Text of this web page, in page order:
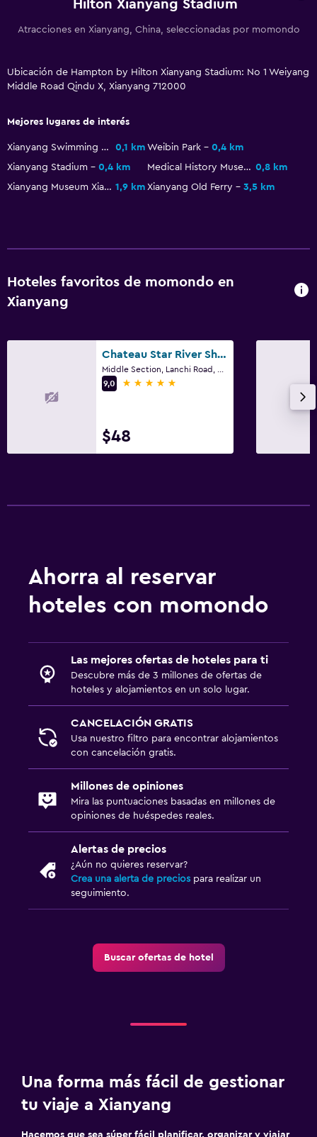
Hilton Xianyang Stadium
Atracciones en Xianyang, China, seleccionadas por momondo
Ubicación de Hampton by Hilton Xianyang Stadium: No 1 Weiyang
Middle Road Qindu X, Xianyang 712000
Mejores lugares de interés
Xianyang Swimming Pool 0,1 km Weibin Park
0,4 km
Xianyang Stadium
0,4 km Medical History Museum of Shaanxi 0,8 km
Xianyang Museum Xianyang Bowuguan 1,9 km Xianyang Old Ferry 3,5 km
Hoteles favoritos de momondo en
Xianyang
Chateau Star River Shaanxi
9,0
5 estrellas
$48
Ahorra al reservar
hoteles con momondo
Las mejores ofertas de hoteles para ti
Descubre más de 3 millones de ofertas de
hoteles y alojamientos en un solo lugar.
CANCELACIÓN GRATIS
Usa nuestro filtro para encontrar alojamientos
con cancelación gratis.
Millones de opiniones
Mira las puntuaciones basadas en millones de
opiniones de huéspedes reales.
Alertas de precios
¿Aún no quieres reservar?
Crea una alerta de precios para realizar un
seguimiento.
Buscar ofertas de hotel
Una forma más fácil de gestionar
tu viaje a Xianyang
Hacemos que sea súper fácil planificar, organizar y viajar